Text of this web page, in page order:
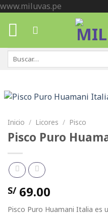
www.miluvas.pe
content
Buscar
Inicio / Licores / Pisco
Pisco Puro
S/69.00
Pisco Puro Huamani Italia es